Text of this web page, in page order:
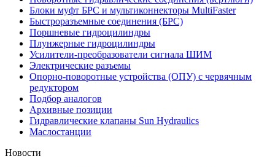
Блоки муфт БРС и мультиконнекторы MultiFaster
Быстроразъемные соединения (БРС)
Поршневые гидроцилиндры
Плунжерные гидроцилиндры
Усилители-преобразователи сигнала ШИМ
Электрические разъемы
Опорно-поворотные устройства (ОПУ) с червячным
редуктором
Подбор аналогов
Архивные позиции
Гидравлические клапаны Sun Hydraulics
Маслостанции
Новости